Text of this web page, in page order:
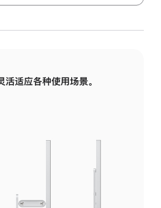
活适应各种使用场景。